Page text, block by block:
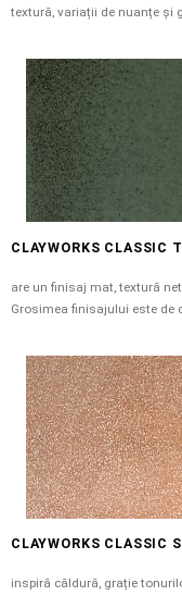
textură, variații de nuanțe și
CLAYWORKS CLASSIC
are un finisaj mat, textură
Grosimea finisajului este de
CLAYWORKS CLASSIC
inspiră căldură, grație